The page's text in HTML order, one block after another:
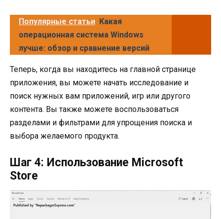
Популярные статьи Какая
операционная система Windows
лучше: обзор и сравнение версий
Теперь, когда вы находитесь на главной странице
приложения, вы можете начать исследование и
поиск нужных вам приложений, игр или другого
контента. Вы также можете воспользоваться
разделами и фильтрами для упрощения поиска и
выбора желаемого продукта.
Шаг 4: Использование Microsoft
Store